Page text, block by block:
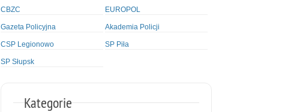
CBZC EUROPOL
Gazeta Policyjna Akademia Policji
CSP Legionowo SP Piła
SP Słupsk
Kategorie